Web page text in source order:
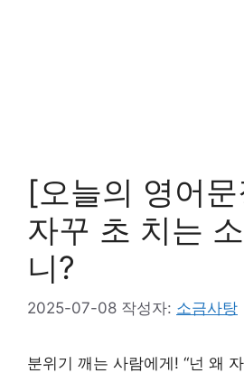
[오늘의 영어
자꾸 초 치는
니?
2025-07-08 작성자: 소금사탕
분위기 깨는 사람에게! “넌 왜